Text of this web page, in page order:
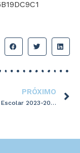
PRÓXIMO
Calendário Escolar 2023-2024